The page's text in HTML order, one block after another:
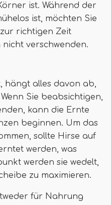
ist. Während der
ist, möchten Sie
richtigen Zeit
verschwenden.
hängt alles davon ab,
Sie beabsichtigen,
kann die Ernte
beginnen. Um das
sollte Hirse auf
werden, was
werden sie wedelt,
zu maximieren.
für Nahrung